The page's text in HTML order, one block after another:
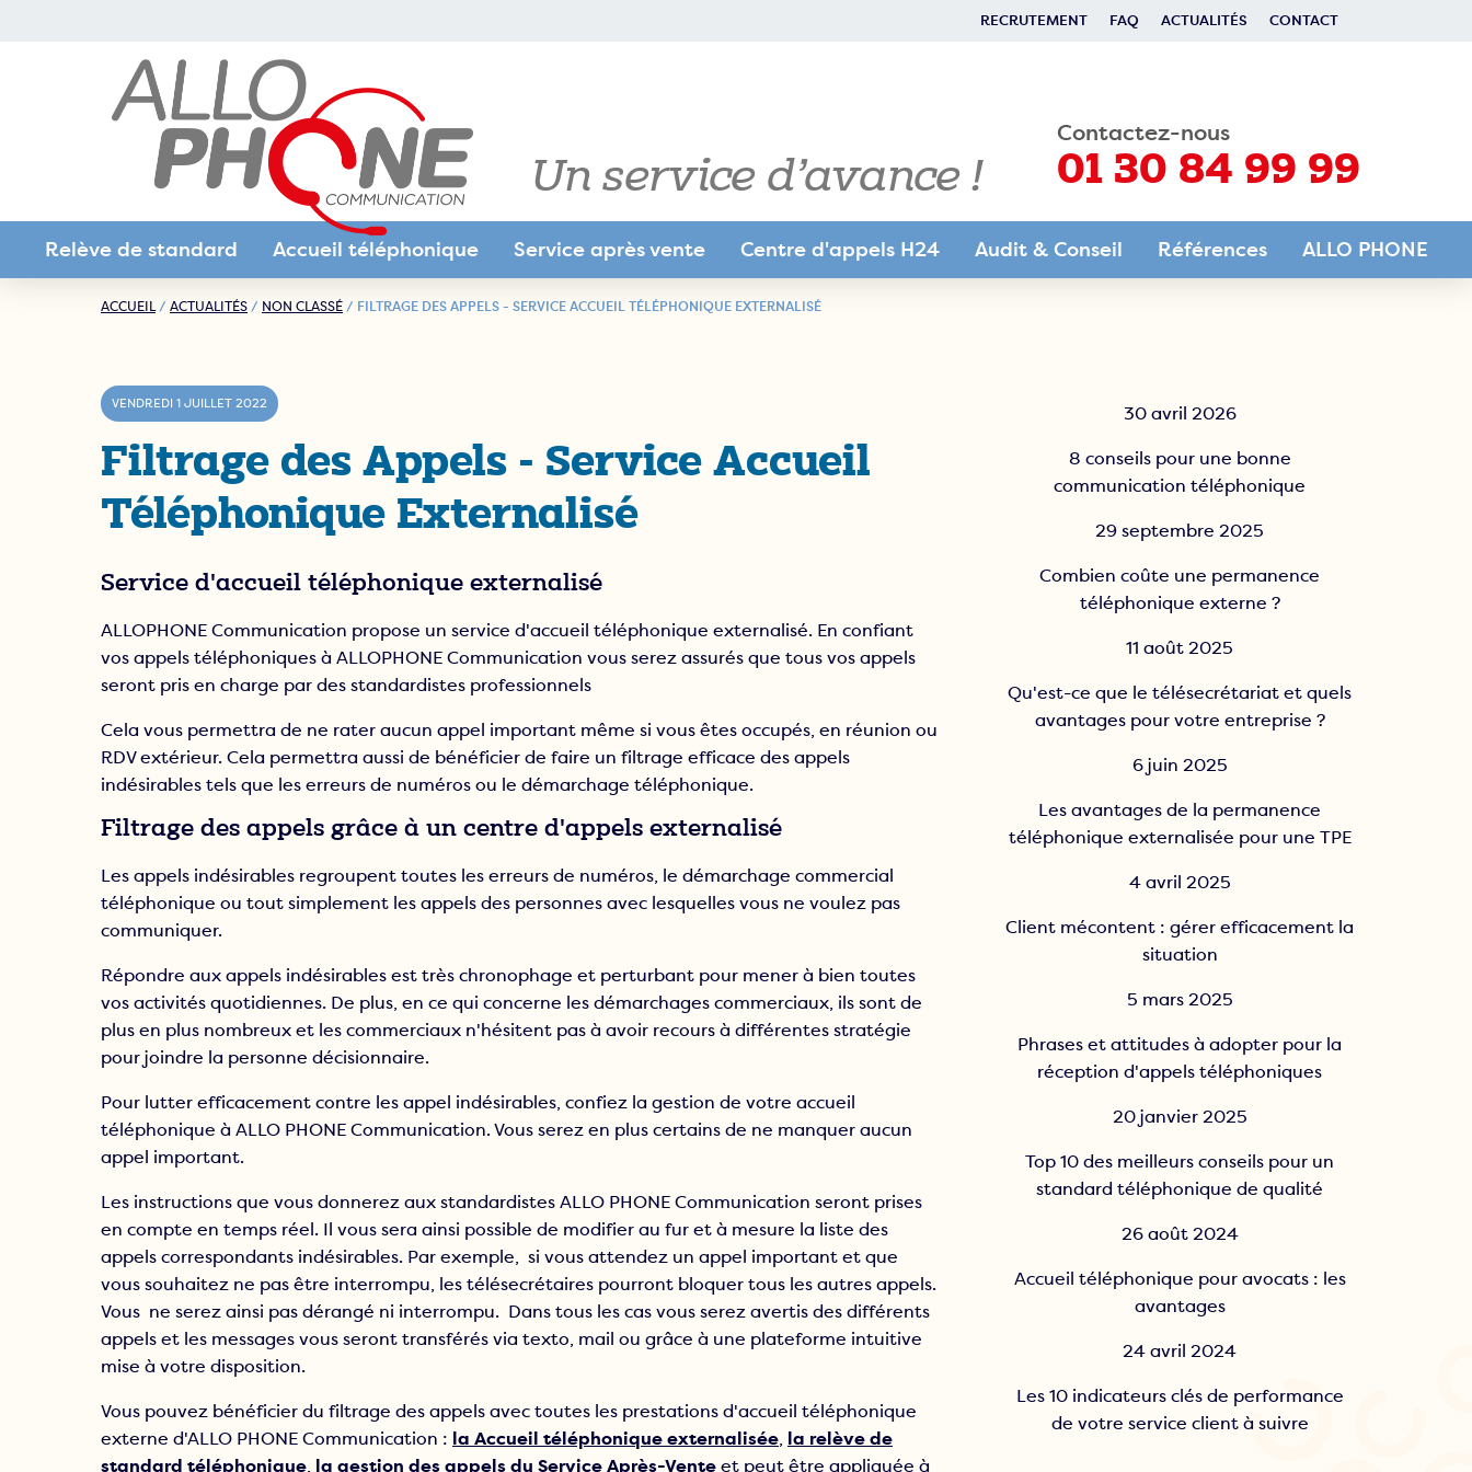
RECRUTEMENT FAQ ACTUALITÉS CONTACT
Un service d’avance !
Contactez-nous
01 30 84 99 99
Relève de standard Accueil téléphonique
Permanence téléphonique pour
Permanence téléphonique pour
les entreprises de l’industrie
Energies renouvelables
Service après vente Centre d'appels H24 Audit & Conseil Références ALLO PHONE
Accueil téléphonique
bilingue
ACCUEIL/ ACTUALITÉS / NON CLASSÉ / FILTRAGE DES APPELS - SERVICE ACCUEIL TÉLÉPHONIQUE EXTERNALISÉ
VENDREDI 1 JUILLET 2022
Filtrage des Appels - Service Accueil
Téléphonique Externalisé
Service d'accueil téléphonique externalisé
ALLOPHONE Communication propose un service d'accueil téléphonique externalisé. En confiant
vos appels téléphoniques à ALLOPHONE Communication vous serez assurés que tous vos appels
seront pris en charge par des standardistes professionnels
Cela vous permettra de ne rater aucun appel important même si vous êtes occupés, en réunion ou
RDV extérieur. Cela permettra aussi de bénéficier de faire un filtrage efficace des appels
indésirables tels que les erreurs de numéros ou le démarchage téléphonique.
Filtrage des appels grâce à un centre d'appels externalisé
Les appels indésirables regroupent toutes les erreurs de numéros, le démarchage commercial
téléphonique ou tout simplement les appels des personnes avec lesquelles vous ne voulez pas
communiquer.
Répondre aux appels indésirables est très chronophage et perturbant pour mener à bien toutes
vos activités quotidiennes. De plus, en ce qui concerne les démarchages commerciaux, ils sont de
plus en plus nombreux et les commerciaux n'hésitent pas à avoir recours à différentes stratégie
pour joindre la personne décisionnaire.
Pour lutter efficacement contre les appel indésirables, confiez la gestion de votre accueil
téléphonique à ALLO PHONE Communication. Vous serez en plus certains de ne manquer aucun
appel important.
Les instructions que vous donnerez aux standardistes ALLO PHONE Communication seront prises
en compte en temps réel. Il vous sera ainsi possible de modifier au fur et à mesure la liste des
appels correspondants indésirables. Par exemple, si vous attendez un appel important et que
vous souhaitez ne pas être interrompu, les télésecrétaires pourront bloquer tous les autres appels.
Vous ne serez ainsi pas dérangé ni interrompu. Dans tous les cas vous serez avertis des différents
appels et les messages vous seront transférés via texto, mail ou grâce à une plateforme intuitive
mise à votre disposition.
Vous pouvez bénéficier du filtrage des appels avec toutes les prestations d'accueil téléphonique
externe d'ALLO PHONE Communication : la Accueil téléphonique externalisée, la relève de
standard téléphonique, la gestion des appels du Service Après-Vente et peut être appliquée à
30 avril 2026
8 conseils pour une bonne
communication téléphonique
29 septembre 2025
Combien coûte une permanence
téléphonique externe ?
11 août 2025
Qu'est-ce que le télésecrétariat et quels
avantages pour votre entreprise ?
6 juin 2025
Les avantages de la permanence
téléphonique externalisée pour une TPE
4 avril 2025
Client mécontent : gérer efficacement la
situation
5 mars 2025
Phrases et attitudes à adopter pour la
réception d'appels téléphoniques
20 janvier 2025
Top 10 des meilleurs conseils pour un
standard téléphonique de qualité
26 août 2024
Accueil téléphonique pour avocats : les
avantages
24 avril 2024
Les 10 indicateurs clés de performance
de votre service client à suivre